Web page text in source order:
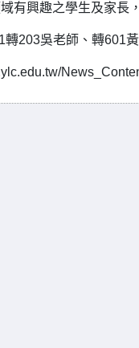
有興趣之學生及家長
203吳老師、轉601黃